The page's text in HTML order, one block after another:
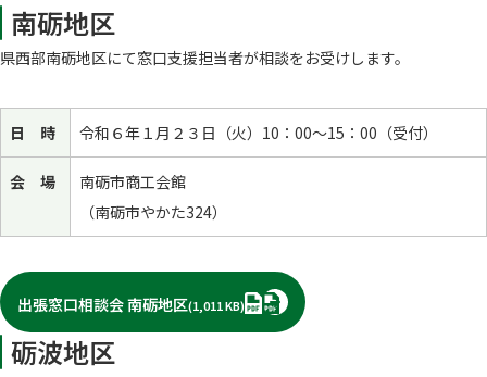
南砺地区
県西部南砺地区にて窓口支援担当者が相談をお受けします。
日 時 令和６年１月２３日（火）10：00～15：00（受付）
会 場
南砺市商工会館
（南砺市やかた324）
出張窓口相談会 南砺地区(1,011 KB) PDF
砺波地区